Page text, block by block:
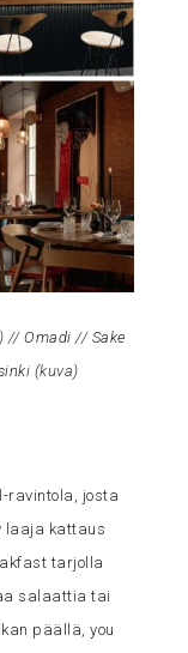
// Omadi // Sake
(kuva)
ravintola, josta
laaja kattaus
tarjolla
salaattia tai
päällä, you